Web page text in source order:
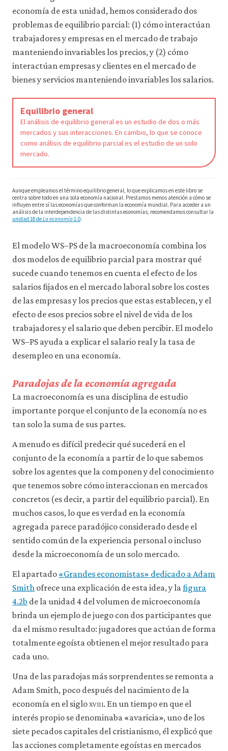
economía de esta unidad, hemos considerado dos
problemas de equilibrio parcial: (1) cómo interactúan
trabajadores y empresas en el mercado de trabajo
manteniendo invariables los precios, y (2) cómo
interactúan empresas y clientes en el mercado de
bienes y servicios manteniendo invariables los salarios.
Equilibrio general
El análisis de equilibrio general es un estudio de dos o más
mercados y sus interacciones. En cambio, lo que se conoce
como análisis de equilibrio parcial es el estudio de un solo
mercado.
Aunque empleamos el término equilibrio general, lo que explicamos en este libro se
centra sobre todo en una sola economía nacional. Prestamos menos atención a cómo se
influyen entre sí las economías que conforman la economía mundial. Para acceder a un
análisis de la interdependencia de las distintas economías, recomendamos consultar la
unidad 18 deLa economía1.0.
El modelo WS–PS de la macroeconomía combina los
dos modelos de equilibrio parcial para mostrar qué
sucede cuando tenemos en cuenta el efecto de los
salarios fijados en el mercado laboral sobre los costes
de las empresas y los precios que estas establecen, y el
efecto de esos precios sobre el nivel de vida de los
trabajadores y el salario que deben percibir. El modelo
WS–PS ayuda a explicar el salario real y la tasa de
desempleo en una economía.
Paradojas de la economía agregada
La macroeconomía es una disciplina de estudio
importante porque el conjunto de la economía no es
tan solo la suma de sus partes.
A menudo es difícil predecir qué sucederá en el
conjunto de la economía a partir de lo que sabemos
sobre los agentes que la componen y del conocimiento
que tenemos sobre cómo interaccionan en mercados
concretos (es decir, a partir del equilibrio parcial). En
muchos casos, lo que es verdad en la economía
agregada parece paradójico considerado desde el
sentido común de la experiencia personal o incluso
desde la microeconomía de un solo mercado.
El apartado «Grandes economistas» dedicado a Adam
Smith ofrece una explicación de esta idea, y la figura
4.2b de la unidad 4 del volumen de microeconomía
brinda un ejemplo de juego con dos participantes que
da el mismo resultado: jugadores que actúan de forma
totalmente egoísta obtienen el mejor resultado para
cada uno.
Una de las paradojas más sorprendentes se remonta a
Adam Smith, poco después del nacimiento de la
economía en el sigloxviii. En un tiempo en que el
interés propio se denominaba «avaricia», uno de los
siete pecados capitales del cristianismo, él explicó que
las acciones completamente egoístas en mercados